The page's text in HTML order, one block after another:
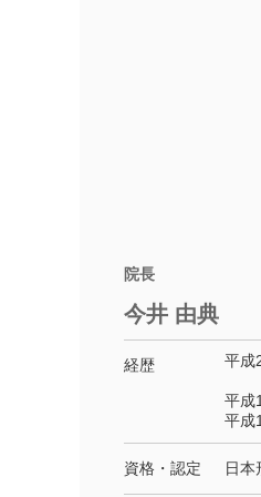
院長
今井 由典
経歴 平成
平成
平成
資格・認定 日本